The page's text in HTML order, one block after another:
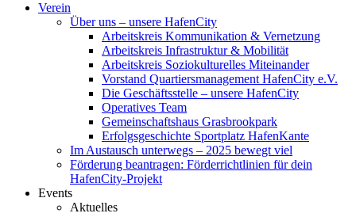
Verein
Über uns – unsere HafenCity
Arbeitskreis Kommunikation & Vernetzung
Arbeitskreis Infrastruktur & Mobilität
Arbeitskreis Soziokulturelles Miteinander
Vorstand Quartiersmanagement HafenCity e.V.
Die Geschäftsstelle – unsere HafenCity
Operatives Team
Gemeinschaftshaus Grasbrookpark
Erfolgsgeschichte Sportplatz HafenKante
Im Austausch unterwegs – 2025 bewegt viel
Förderung beantragen: Förderrichtlinien für dein
HafenCity-Projekt
Events
Aktuelles